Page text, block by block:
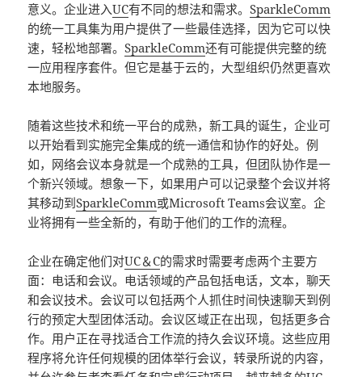
意义。企业进入UC有不同的想法和需求。SparkleComm
的统一工具集为用户提供了一些最佳选择，因为它可以快
速，轻松地部署。SparkleComm还有可能提供完整的统
一应用程序套件。但它是基于云的，大型组织仍然更喜欢
本地服务。
随着这些技术和统一平台的成熟，新工具的诞生，企业可
以开始看到实施完全集成的统一通信和协作的好处。例
如，网络会议本身就是一个成熟的工具，但团队协作是一
个新兴领域。想象一下，如果用户可以记录整个会议并将
其移动到SparkleComm或Microsoft Teams会议室。企
业将拥有一些全新的，有助于他们的工作的流程。
企业在确定他们对UC＆C的需求时需要考虑两个主要方
面：电话和会议。电话领域的产品包括电话，文本，聊天
和会议技术。会议可以包括两个人抓住时间快速聊天到例
行的预定大型团体活动。会议区域正在出现，包括更多合
作。用户正在寻找适合工作流的持久会议环境。这些应用
程序将允许任何规模的团体举行会议，转录所说的内容，